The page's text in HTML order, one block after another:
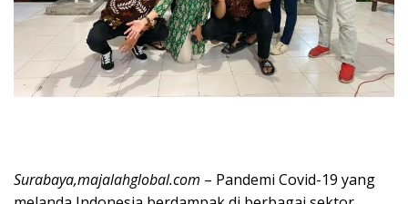
Surabaya,majalahglobal.com – Pandemi Covid-19 yang